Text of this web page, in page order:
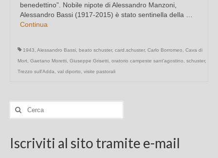
benedettino”. Nobile nipote di Alessandro Manzoni,
Alessandro Bassi (1917-2015) è stato sentinella della …
Continua
1943 Alessandro Bassi beato schuster, card.schuster, Carlo Borromeo
Cava di
Mort Gaetano Moretti Giuseppe Grisetti oratorio campeste sant’agostino schuster,
Trezzo sull'Adda
val diporto visite pastorali
Cerca:
Iscriviti al sito tramite e-mail